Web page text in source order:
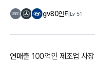
gv80안티 Lv 51
연매출 100억인 제조업 사장